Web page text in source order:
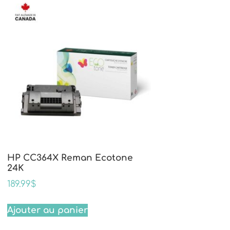
HP CC364X Reman Ecotone
24K
189.99$
Ajouter au panier